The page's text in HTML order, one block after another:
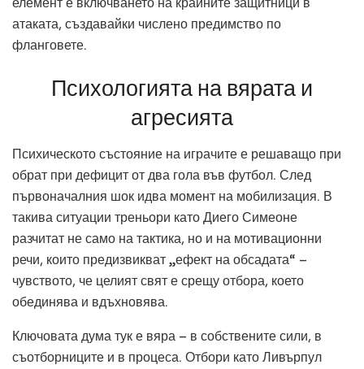
атаката, създавайки числено предимство по
фланговете.
Психологията на вярата и
агресията
Психическото състояние на играчите е решаващо при
обрат при дефицит от два гола във футбол. След
първоначалния шок идва момент на мобилизация. В
такива ситуации треньори като Диего Симеоне
разчитат не само на тактика, но и на мотивационни
речи, които предизвикват „ефект на обсадата“ –
чувството, че целият свят е срещу отбора, което
обединява и вдъхновява.
Ключовата дума тук е вяра – в собствените сили, в
съотборниците и в процеса. Отбори като Ливърпул